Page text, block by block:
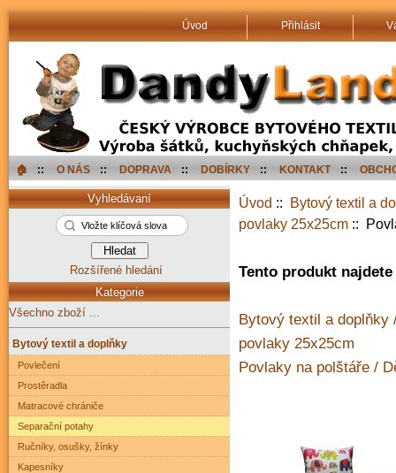
Úvod Přihlásit
🏠︎ :: O NÁS :: DOPRAVA :: DOBÍRKY :: KONTAKT ::
Úvod :: Bytový textil a
povlaky 25x25cm ::
Tento produkt
Bytový textil a
povlaky 25x25cm
Povlaky na polštáře /
Vyhledávaní
Rozšířené hledání
Kategorie
Všechno zboží ...
Bytový textil a doplňky
Povlečení
Prostěradla
Matracové chrániče
Separační potahy
Ručníky, osušky, žínky
Kapesníky